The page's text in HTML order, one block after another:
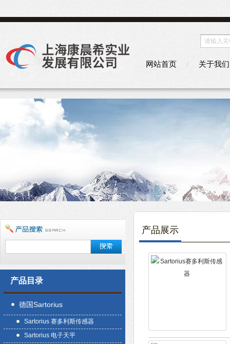
网站首页 关于我们
产品目录
德国Sartorius
Sartorius 赛多利斯传感器
Sartorius 电子天平
产品展示